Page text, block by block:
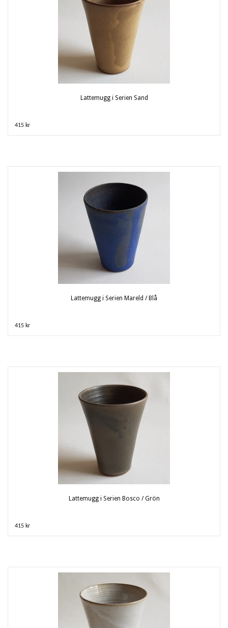
Lattemugg i Serien Sand
415 kr
Lattemugg i Serien Mareld / Blå
415 kr
Lattemugg i Serien Bosco / Grön
415 kr